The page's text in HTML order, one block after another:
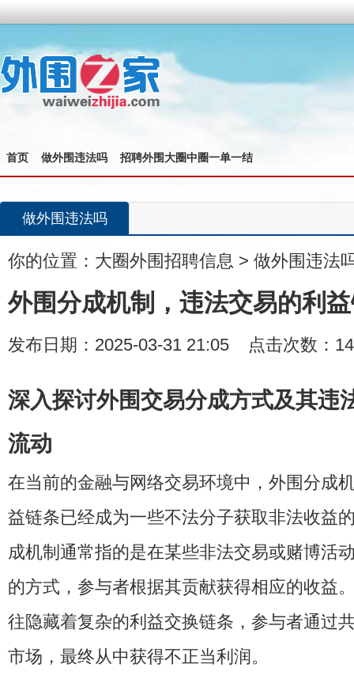
首页 做外围违法吗 招聘外围大圈中圈一单一结
做外围违法吗
你的位置： 大圈外围招聘信息 > 做外围违法
外围分成机制，违法交易的利
发布日期：2025-03-31 21:05 点击次数：
深入探讨外围交易分成方式及其违
流动
在当前的金融与网络交易环境中，外围分成
益链条已经成为一些不法分子获取非法收益
成机制通常指的是在某些非法交易或赌博活
的方式，参与者根据其贡献获得相应的收益
往隐藏着复杂的利益交换链条，参与者通过
市场，最终从中获得不正当利润。